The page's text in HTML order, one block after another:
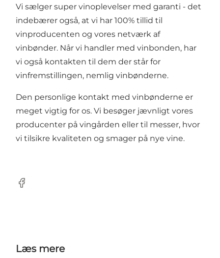
Vi sælger super vinoplevelser med garanti - det
indebærer også, at vi har 100% tillid til
vinproducenten og vores netværk af
vinbønder. Når vi handler med vinbonden, har
vi også kontakten til dem der står for
vinfremstillingen, nemlig vinbønderne.
Den personlige kontakt med vinbønderne er
meget vigtig for os. Vi besøger jævnligt vores
producenter på vingården eller til messer, hvor
vi tilsikre kvaliteten og smager på nye vine.
Facebook
Læs mere